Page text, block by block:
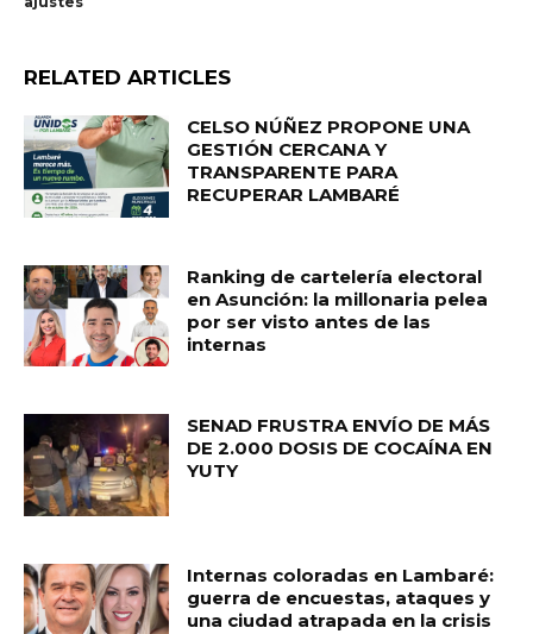
RELATED ARTICLES
CELSO NÚÑEZ PROPONE UNA
GESTIÓN CERCANA Y
TRANSPARENTE PARA
RECUPERAR LAMBARÉ
Ranking de cartelería electoral
en Asunción: la millonaria pelea
por ser visto antes de las
internas
SENAD FRUSTRA ENVÍO DE MÁS
DE 2.000 DOSIS DE COCAÍNA EN
YUTY
Internas coloradas en Lambaré:
guerra de encuestas, ataques y
una ciudad atrapada en la crisis